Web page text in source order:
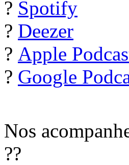
? Spotify
? Deezer
? Apple
? Google
Nos
??